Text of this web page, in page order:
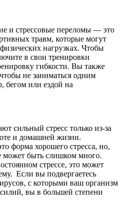
и стрессовые переломы — это
травм, которые могут
нагрузках. Чтобы
в свои тренировки
гибкости. Вы также
не заниматься одним
бегом или ездой на
сильный стресс только из-за
и домашней жизни.
форма хорошего стресса, но,
может быть слишком много.
стрессе, это может
Если вы подвергаетесь
с которыми ваш организм
вы в большей степени